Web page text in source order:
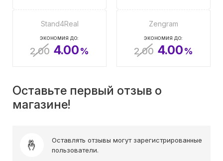
Stand4Real
ЭКОНОМИЯ ДО:
2.00 4.00%
Zengram
ЭКОНОМИЯ ДО:
2.00 4.00%
Оставьте первый отзыв о
магазине!
Оставлять отзывы могут зарегистрированные
пользователи.